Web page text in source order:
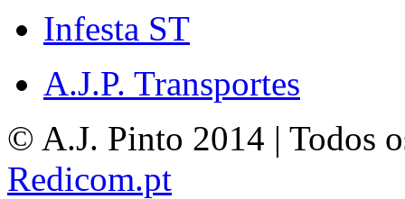
Infesta ST
A.J.P. Transportes
© A.J. Pinto 2014 | Todos
Redicom.pt